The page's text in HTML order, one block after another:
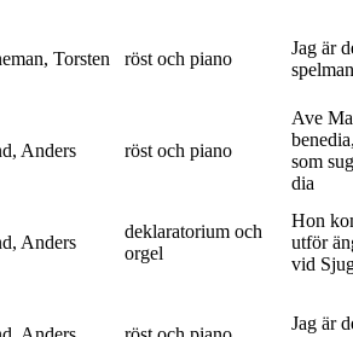
Torsten röst och piano
Jag är
spelman
Anders röst och piano
Ave
som
dia
Anders
deklaratorium och
orgel
Hon
utför
vid
Jag är